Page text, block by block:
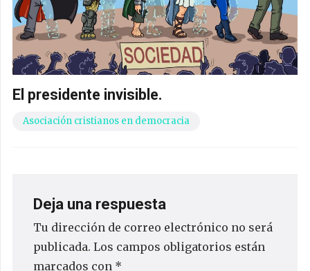
El presidente invisible.
Asociación cristianos en democracia
Deja una respuesta
Tu dirección de correo electrónico no será
publicada. Los campos obligatorios están
marcados con *